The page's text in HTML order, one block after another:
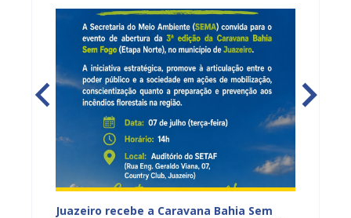
Juazeiro recebe a Caravana Bahia Sem